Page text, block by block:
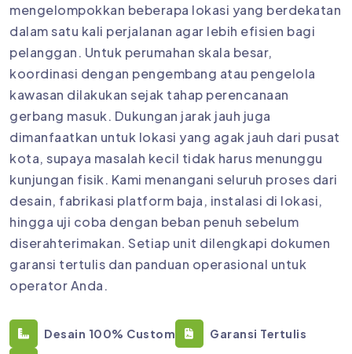
mengelompokkan beberapa lokasi yang berdekatan
dalam satu kali perjalanan agar lebih efisien bagi
pelanggan. Untuk perumahan skala besar,
koordinasi dengan pengembang atau pengelola
kawasan dilakukan sejak tahap perencanaan
gerbang masuk. Dukungan jarak jauh juga
dimanfaatkan untuk lokasi yang agak jauh dari pusat
kota, supaya masalah kecil tidak harus menunggu
kunjungan fisik. Kami menangani seluruh proses dari
desain, fabrikasi platform baja, instalasi di lokasi,
hingga uji coba dengan beban penuh sebelum
diserahterimakan. Setiap unit dilengkapi dokumen
garansi tertulis dan panduan operasional untuk
operator Anda.
Desain 100% Custom
Garansi Tertulis